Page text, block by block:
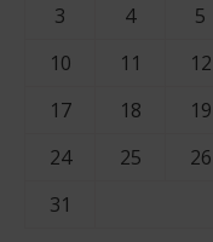
3
4 5
10
11 12
17
18 19
24
25 26
31